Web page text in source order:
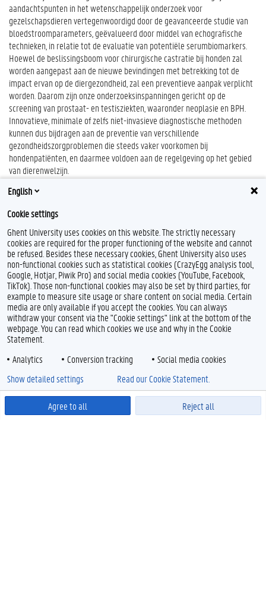
aandachtspunten in het wetenschappelijk onderzoek voor
gezelschapsdieren vertegenwoordigd door de geavanceerde studie van
bloedstroomparameters, geëvalueerd door middel van echografische
technieken, in relatie tot de evaluatie van potentiële serumbiomarkers.
Hoewel de beslissingsboom voor chirurgische castratie bij honden zal
worden aangepast aan de nieuwe bevindingen met betrekking tot de
impact ervan op de diergezondheid, zal een preventieve aanpak verplicht
worden. Daarom zijn onze onderzoeksinspanningen gericht op de
screening van prostaat- en testisziekten, waaronder neoplasie en BPH.
Innovatieve, minimale of zelfs niet-invasieve diagnostische methoden
kunnen dus bijdragen aan de preventie van verschillende
gezondheidszorgproblemen die steeds vaker voorkomen bij
hondenpatiënten, en daarmee voldoen aan de regelgeving op het gebied
van dierenwelzijn.
– Florin Posastiuc
English
Cookie settings
Ghent University uses cookies on this website. The strictly necessary
cookies are required for the proper functioning of the website and cannot
be refused. Besides these necessary cookies, Ghent University also uses
non-functional cookies such as statistical cookies (CrazyEgg analysis tool,
Google, Hotjar, Piwik Pro) and social media cookies (YouTube, Facebook,
TikTok). Those non-functional cookies may also be set by third parties, for
example to measure site usage or share content on social media. Certain
media are only available if you accept the cookies. You can always
withdraw your consent via the "Cookie settings" link at the bottom of the
webpage. You can read which cookies we use and why in the Cookie
Statement.
Analytics
Conversion tracking Social media cookies
Agree to all Reject all
Show detailed settings Read our Cookie Statement.